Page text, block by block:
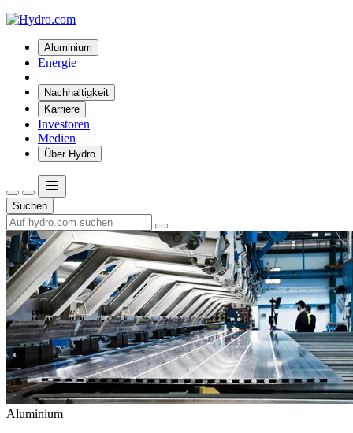
Aluminium
Energie
Nachhaltigkeit
Karriere
Investoren
Medien
Über Hydro
Suchen
Aluminium